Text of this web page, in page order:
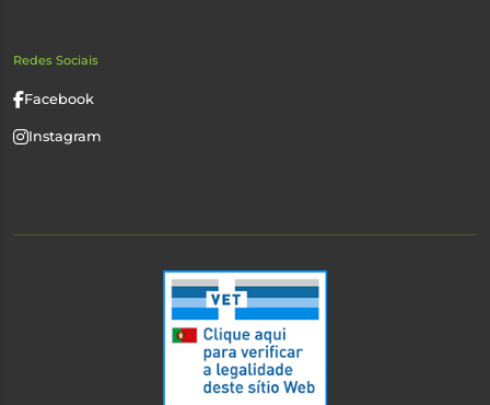
Redes Sociais
Facebook
Instagram